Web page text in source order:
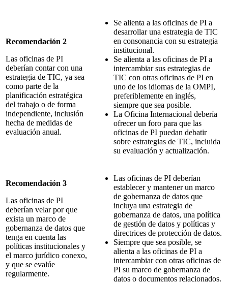
Recomendación 2
Las oficinas de PI
deberían contar con una
estrategia de TIC, ya sea
como parte de la
planificación estratégica
del trabajo o de forma
independiente, inclusión
hecha de medidas de
evaluación anual.
Se alienta a las oficinas de PI a
desarrollar una estrategia de TIC
en consonancia con su estrategia
institucional.
Se alienta a las oficinas de PI a
intercambiar sus estrategias de
TIC con otras oficinas de PI en
uno de los idiomas de la OMPI,
preferiblemente en inglés,
siempre que sea posible.
La Oficina Internacional debería
ofrecer un foro para que las
oficinas de PI puedan debatir
sobre estrategias de TIC, incluida
su evaluación y actualización.
Recomendación 3
Las oficinas de PI
deberían velar por que
exista un marco de
gobernanza de datos que
tenga en cuenta las
políticas institucionales y
el marco jurídico conexo,
y que se evalúe
regularmente.
Las oficinas de PI deberían
establecer y mantener un marco
de gobernanza de datos que
incluya una estrategia de
gobernanza de datos, una política
de gestión de datos y políticas y
directrices de protección de datos.
Siempre que sea posible, se
alienta a las oficinas de PI a
intercambiar con otras oficinas de
PI su marco de gobernanza de
datos o documentos relacionados.